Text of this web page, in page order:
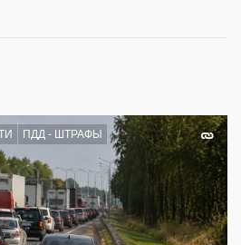
ПДД - ШТРАФЫ